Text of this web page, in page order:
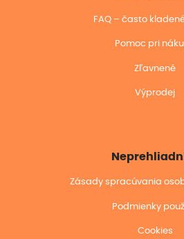
FAQ – často
Pomoc pri
Zľavnené
Výprodej
Zásady spracúvania
Podmienky
Cookies